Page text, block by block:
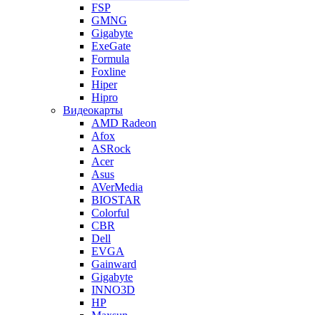
FSP
GMNG
Gigabyte
ExeGate
Formula
Foxline
Hiper
Hipro
Видеокарты
AMD Radeon
Afox
ASRock
Acer
Asus
AVerMedia
BIOSTAR
Colorful
CBR
Dell
EVGA
Gainward
Gigabyte
INNO3D
HP